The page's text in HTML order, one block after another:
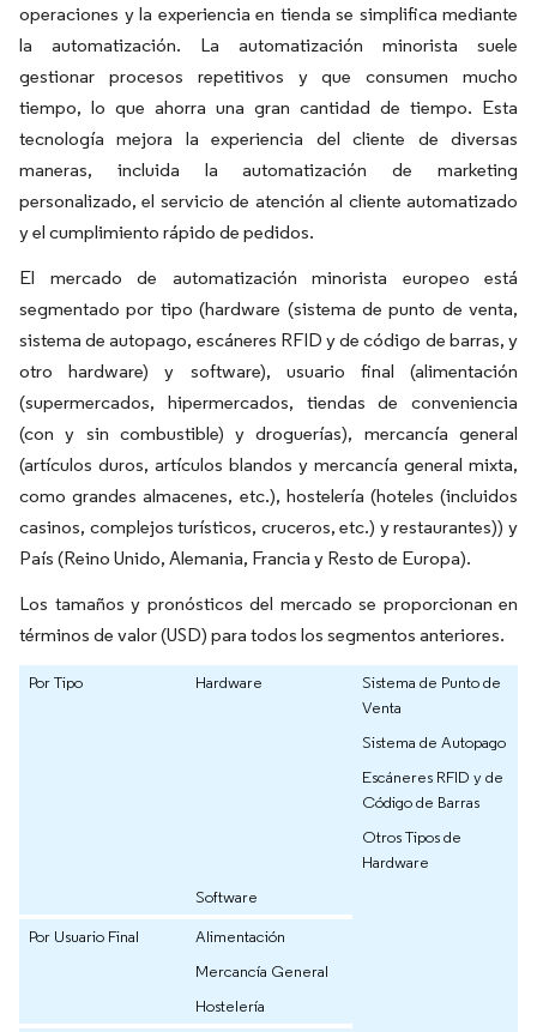
operaciones y la experiencia en tienda se simplifica mediante
la automatización. La automatización minorista suele
gestionar procesos repetitivos y que consumen mucho
tiempo, lo que ahorra una gran cantidad de tiempo. Esta
tecnología mejora la experiencia del cliente de diversas
maneras, incluida la automatización de marketing
personalizado, el servicio de atención al cliente automatizado
y el cumplimiento rápido de pedidos.
El mercado de automatización minorista europeo está
segmentado por tipo (hardware (sistema de punto de venta,
sistema de autopago, escáneres RFID y de código de barras, y
otro hardware) y software), usuario final (alimentación
(supermercados, hipermercados, tiendas de conveniencia
(con y sin combustible) y droguerías), mercancía general
(artículos duros, artículos blandos y mercancía general mixta,
como grandes almacenes, etc.), hostelería (hoteles (incluidos
casinos, complejos turísticos, cruceros, etc.) y restaurantes)) y
País (Reino Unido, Alemania, Francia y Resto de Europa).
Los tamaños y pronósticos del mercado se proporcionan en
términos de valor (USD) para todos los segmentos anteriores.
Por Tipo Hardware
Sistema de Punto de
Venta
Sistema de Autopago
Escáneres RFID y de
Código de Barras
Otros Tipos de
Hardware
Software
Por Usuario Final
Alimentación
Mercancía General
Hostelería